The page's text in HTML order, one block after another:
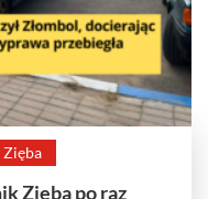
Zięba po raz